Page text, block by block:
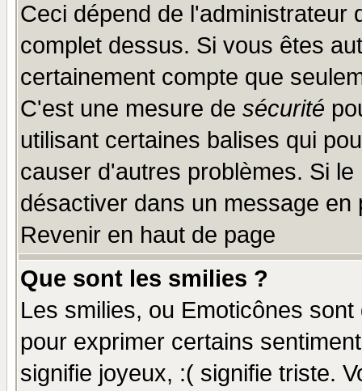
Ceci dépend de l'administrateur
complet dessus. Si vous êtes
certainement compte que
C'est une mesure de sécurité
utilisant certaines balises qui
causer d'autres problèmes. Si
désactiver dans un message
Revenir en haut de page
Que sont les smilies ?
Les smilies, ou Emoticônes
pour exprimer certains
signifie joyeux, :( signifie triste.